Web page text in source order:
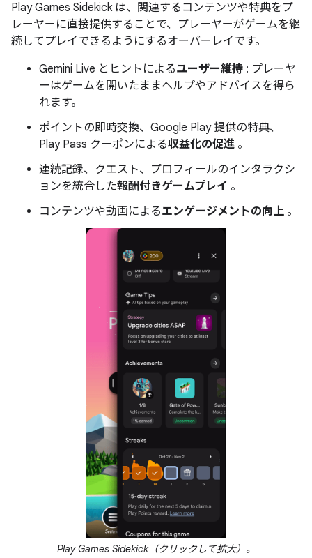
Play Games Sidekick は、関連するコンテンツや特典をプ
レーヤーに直接提供することで、プレーヤーがゲームを継
続してプレイできるようにするオーバーレイです。
Gemini Live とヒントによるユーザー維持 : プレーヤ
ーはゲームを開いたままヘルプやアドバイスを得ら
れます。
ポイントの即時交換、Google Play 提供の特典、
Play Pass クーポンによる収益化の促進 。
連続記録、クエスト、プロフィールのインタラクシ
ョンを統合した報酬付きゲームプレイ 。
コンテンツや動画によるエンゲージメントの向上 。
Play Games Sidekick（クリックして拡大）。